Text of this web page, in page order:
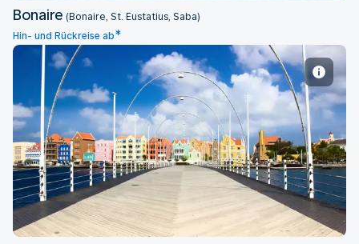
Bonaire (Bonaire, St. Eustatius, Saba)
Hin- und Rückreise ab*
Curaçao